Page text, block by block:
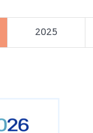
2025